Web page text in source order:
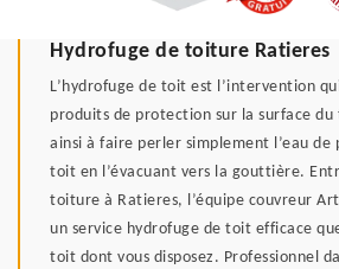
Hydrofuge de toiture Ratieres
L’hydrofuge de toit est l’intervention
produits de protection sur la surface
ainsi à faire perler simplement l’eau de
toit en l’évacuant vers la gouttière.
toiture à Ratieres, l’équipe couvreur
un service hydrofuge de toit efficace
toit dont vous disposez. Professionnel